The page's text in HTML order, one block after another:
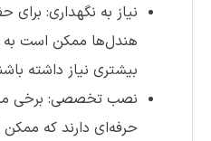
نیاز به نگهداری: برای
هندل‌ها ممکن است به
بیشتری نیاز داشته
نصب تخصصی: برخی
حرفه‌ای دارند که